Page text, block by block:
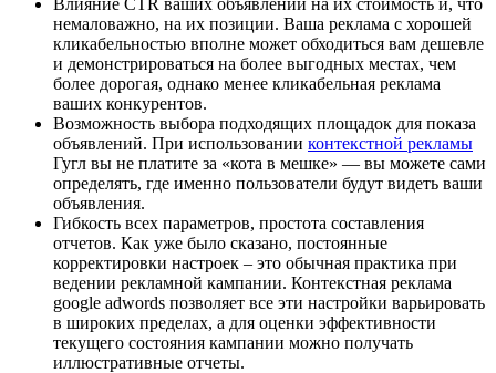
немаловажно, на их позиции. Ваша реклама с хорошей
кликабельностью вполне может обходиться вам дешевле
и демонстрироваться на более выгодных местах, чем
более дорогая, однако менее кликабельная реклама
ваших конкурентов.
Возможность выбора подходящих площадок для показа
объявлений. При использовании контекстной рекламы
Гугл вы не платите за «кота в мешке» — вы можете сами
определять, где именно пользователи будут видеть ваши
объявления.
Гибкость всех параметров, простота составления
отчетов. Как уже было сказано, постоянные
корректировки настроек – это обычная практика при
ведении рекламной кампании. Контекстная реклама
google adwords позволяет все эти настройки варьировать
в широких пределах, а для оценки эффективности
текущего состояния кампании можно получать
иллюстративные отчеты.